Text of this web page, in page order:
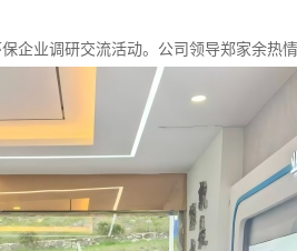
业调研交流活动。公司领导郑家余热情